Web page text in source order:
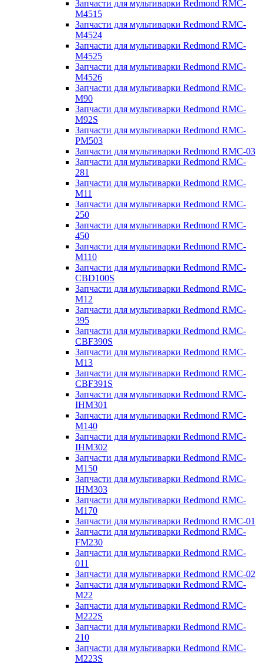
Запчасти для мультиварки Redmond RMC-
M4515
Запчасти для мультиварки Redmond RMC-
M4524
Запчасти для мультиварки Redmond RMC-
M4525
Запчасти для мультиварки Redmond RMC-
M4526
Запчасти для мультиварки Redmond RMC-
M90
Запчасти для мультиварки Redmond RMC-
M92S
Запчасти для мультиварки Redmond RMC-
PM503
Запчасти для мультиварки Redmond RMC-03
Запчасти для мультиварки Redmond RMC-
281
Запчасти для мультиварки Redmond RMC-
M11
Запчасти для мультиварки Redmond RMC-
250
Запчасти для мультиварки Redmond RMC-
450
Запчасти для мультиварки Redmond RMC-
M110
Запчасти для мультиварки Redmond RMC-
CBD100S
Запчасти для мультиварки Redmond RMC-
M12
Запчасти для мультиварки Redmond RMC-
395
Запчасти для мультиварки Redmond RMC-
CBF390S
Запчасти для мультиварки Redmond RMC-
M13
Запчасти для мультиварки Redmond RMC-
CBF391S
Запчасти для мультиварки Redmond RMC-
IHM301
Запчасти для мультиварки Redmond RMC-
M140
Запчасти для мультиварки Redmond RMC-
IHM302
Запчасти для мультиварки Redmond RMC-
M150
Запчасти для мультиварки Redmond RMC-
IHM303
Запчасти для мультиварки Redmond RMC-
M170
Запчасти для мультиварки Redmond RMC-01
Запчасти для мультиварки Redmond RMC-
FM230
Запчасти для мультиварки Redmond RMC-
011
Запчасти для мультиварки Redmond RMC-02
Запчасти для мультиварки Redmond RMC-
M22
Запчасти для мультиварки Redmond RMC-
M222S
Запчасти для мультиварки Redmond RMC-
210
Запчасти для мультиварки Redmond RMC-
M223S